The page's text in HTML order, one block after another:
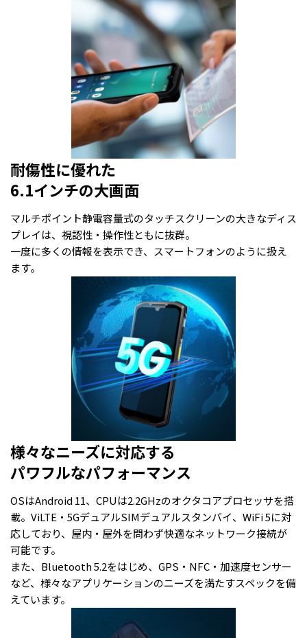
耐傷性に優れた
6.1インチの大画面
マルチポイント静電容量式のタッチスクリーンの大きなディス
プレイは、視認性・操作性ともに抜群。
一度に多くの情報を表示でき、スマートフォンのように扱え
ます。
様々なニーズに対応する
パワフルなパフォーマンス
OSはAndroid 11、CPUは2.2GHzのオクタコアプロセッサを搭
載。ViLTE・5GデュアルSIMデュアルスタンバイ、WiFi 5に対
応しており、屋内・屋外を問わず快適なネットワーク接続が
可能です。
また、Bluetooth 5.2をはじめ、GPS・NFC・加速度センサー
など、様々なアプリケーションのニーズを満たすスペックを備
えています。